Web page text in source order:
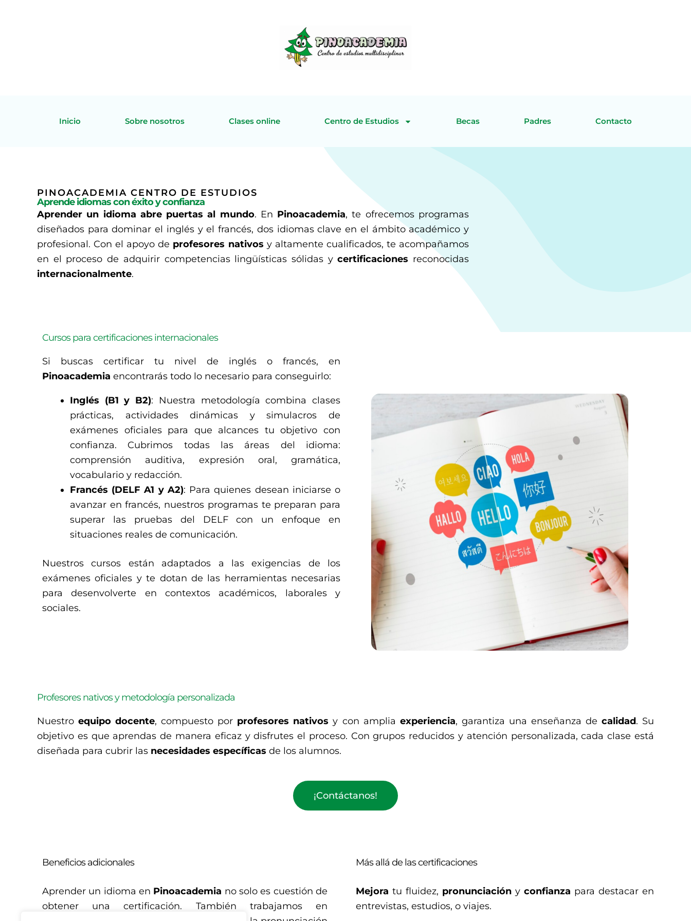
Inicio Sobre nosotros Clases online Centro de Estudios Becas Padres Contacto
PINOACADEMIA CENTRO DE ESTUDIOS
Aprende idiomas con éxito y confianza
Aprender un idioma abre puertas al mundo. En Pinoacademia, te ofrecemos programas
diseñados para dominar el inglés y el francés, dos idiomas clave en el ámbito académico y
profesional. Con el apoyo de profesores nativos y altamente cualificados, te acompañamos
en el proceso de adquirir competencias lingüísticas sólidas ycertificaciones reconocidas
internacionalmente.
Cursos para certificaciones internacionales
Si buscas certificar tu nivel de inglés o francés, en
Pinoacademia encontrarás todo lo necesario para conseguirlo:
Inglés (B1 y B2): Nuestra metodología combina clases
prácticas, actividades dinámicas y simulacros de
exámenes oficiales para que alcances tu objetivo con
confianza. Cubrimos todas las áreas del idioma:
comprensión auditiva, expresión oral, gramática,
vocabulario y redacción.
Francés (DELF A1 y A2): Para quienes desean iniciarse o
avanzar en francés, nuestros programas te preparan para
superar las pruebas del DELF con un enfoque en
situaciones reales de comunicación.
Nuestros cursos están adaptados a las exigencias de los
exámenes oficiales y te dotan de las herramientas necesarias
para desenvolverte en contextos académicos, laborales y
sociales.
Profesores nativos y metodología personalizada
Nuestroequipo docente, compuesto por profesores nativos y con amplia experiencia, garantiza una enseñanza de calidad. Su
objetivo es que aprendas de manera eficaz y disfrutes el proceso. Con grupos reducidos y atención personalizada, cada clase está
diseñada para cubrir las necesidades específicas de los alumnos.
¡Contáctanos!
Beneficios adicionales
Aprender un idioma en Pinoacademia no solo es cuestión de
obtener una certificación. También trabajamos en
Más allá de las certificaciones
Mejora tu fluidez, pronunciación y confianza para destacar en
entrevistas, estudios, o viajes.